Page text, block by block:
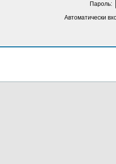
Пароль:
Автоматически